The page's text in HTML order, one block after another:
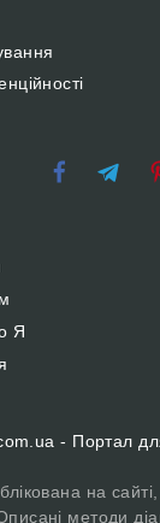
Я
- Портал для
на
методи